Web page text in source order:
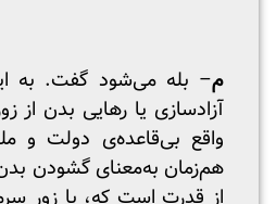
م– بله می‌شود گفت. به
آزادسازی یا رهایی بدن از
واقع بی‌قاعده‌ی دولت و
هم‌زمان به‌معنای گشودن
از قدرت است که، با زور